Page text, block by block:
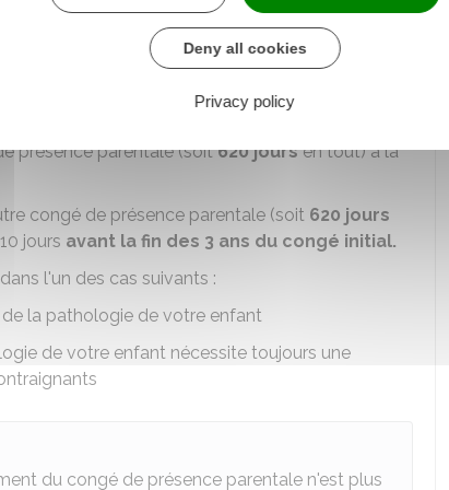
en cas de dégradation soudaine de l'état de
présence parentale (soit620 joursen tout) à la
congé de présence parentale (soit 620 jours
jours avant la fin des 3 ans du congé initial.
l'un des cas suivants :
la pathologie de votre enfant
de votre enfant nécessite toujours une
du congé de présence parentale n'est plus
Deny all cookies
Privacy policy